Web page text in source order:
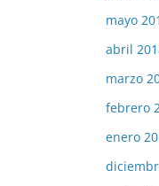
mayo
abril
marzo
febrero
enero